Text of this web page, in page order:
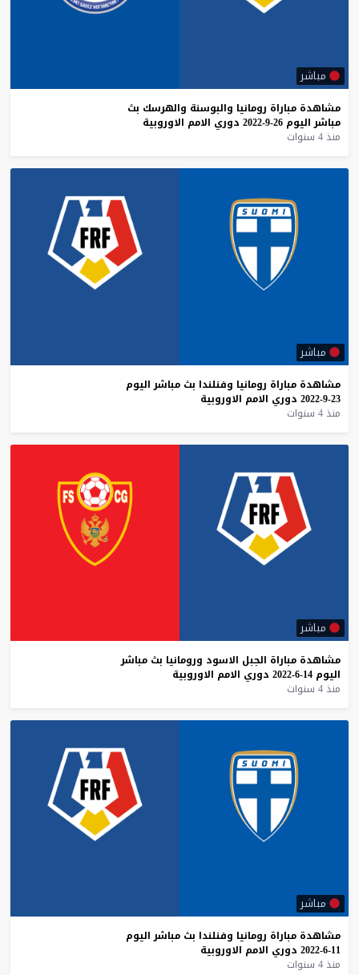
مباشر
مشاهدة مباراة رومانيا والبوسنة والهرسك بث
مباشر اليوم 26-9-2022 دوري الامم الاوروبية
منذ 4 سنوات
مباشر
مشاهدة مباراة رومانيا وفنلندا بث مباشر اليوم
23-9-2022
دوري الامم الاوروبية
منذ 4 سنوات
مباشر
مشاهدة مباراة الجبل الاسود ورومانيا بث مباشر
اليوم 14-6-2022 دوري الامم الاوروبية
منذ 4 سنوات
مباشر
مشاهدة مباراة رومانيا وفنلندا بث مباشر اليوم
11-6-2022
دوري الامم الاوروبية
منذ 4 سنوات